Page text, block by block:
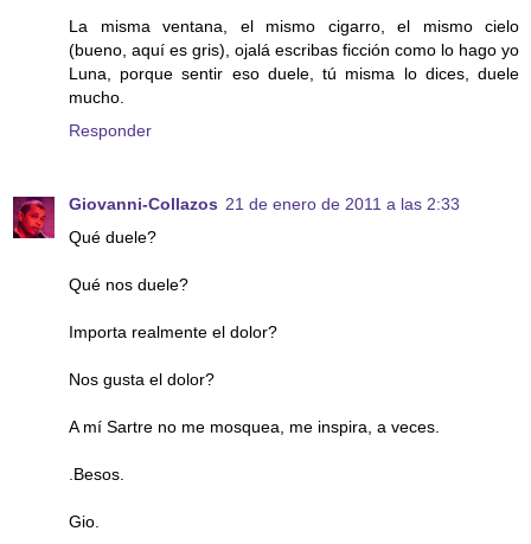
La misma ventana, el mismo cigarro, el mismo cielo
(bueno, aquí es gris), ojalá escribas ficción como lo hago yo
Luna, porque sentir eso duele, tú misma lo dices, duele
mucho.
Responder
Giovanni-Collazos 21 de enero de 2011 a las 2:33
Qué duele?
Qué nos duele?
Importa realmente el dolor?
Nos gusta el dolor?
A mí Sartre no me mosquea, me inspira, a veces.
.Besos.
Gio.